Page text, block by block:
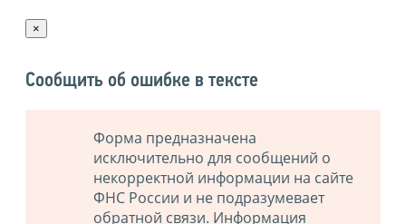
×
Сообщить об ошибке в тексте
Форма предназначена
исключительно для сообщений о
некорректной информации на сайте
ФНС России и не подразумевает
обратной связи. Информация